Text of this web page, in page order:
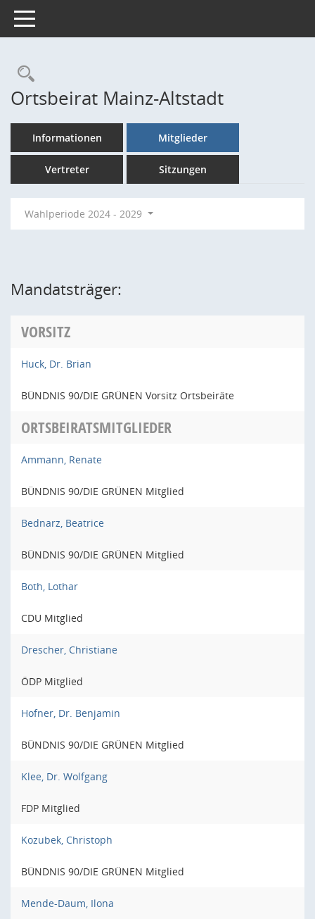
Toggle navigation
Rechercheauswahl
Ortsbeirat Mainz-Altstadt
Informationen Mitglieder
Vertreter Sitzungen
Wahlperiode 2024 - 2029
Mandatsträger:
VORSITZ
Huck, Dr. Brian
BÜNDNIS 90/DIE GRÜNEN Vorsitz Ortsbeiräte
ORTSBEIRATSMITGLIEDER
Ammann, Renate
BÜNDNIS 90/DIE GRÜNEN Mitglied
Bednarz, Beatrice
BÜNDNIS 90/DIE GRÜNEN Mitglied
Both, Lothar
CDU Mitglied
Drescher, Christiane
ÖDP Mitglied
Hofner, Dr. Benjamin
BÜNDNIS 90/DIE GRÜNEN Mitglied
Klee, Dr. Wolfgang
FDP Mitglied
Kozubek, Christoph
BÜNDNIS 90/DIE GRÜNEN Mitglied
Mende-Daum, Ilona